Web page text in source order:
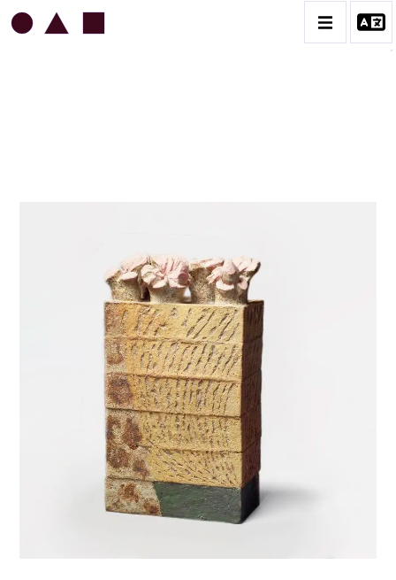
ART SACRÉ
BESTIAIRE
BOUQUETIÈRES
CÉRAMIQUE ARCHITECTURALE
CÉRAMIQUE DU QUOTIDIEN
COUPES ET PLATS
DIVERS
PERSONNAGES
PIÈCES A MAIN ET CENDRIERS
PLANTES
SCÈNES DE LA VIE
SCULPTURE ABSTRAITE